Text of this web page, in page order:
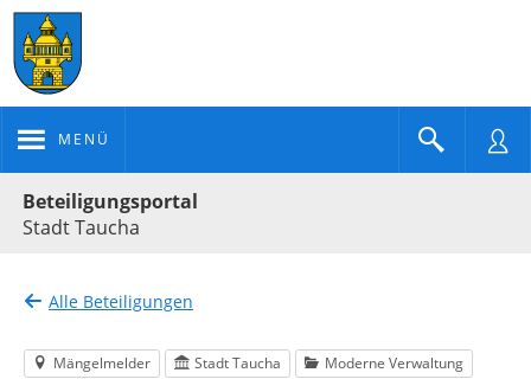
MENÜ
Beteiligungsportal
Stadt Taucha
Alle Beteiligungen
Mängelmelder Stadt Taucha Moderne Verwaltung